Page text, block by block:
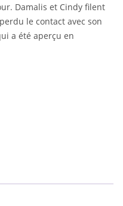
Damalis et Cindy filent
le contact avec son
a été aperçu en